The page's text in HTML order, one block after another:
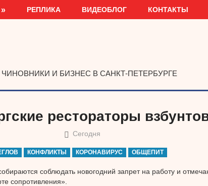
РЕПЛИКА ВИДЕОБЛОГ КОНТАКТЫ
ЧИНОВНИКИ И БИЗНЕС В САНКТ-ПЕТЕРБУРГЕ
рестораторы
Сегодня
КОНФЛИКТЫ КОРОНАВИРУС ОБЩЕПИТ
соблюдать новогодний запрет на работу и
сопротивления».